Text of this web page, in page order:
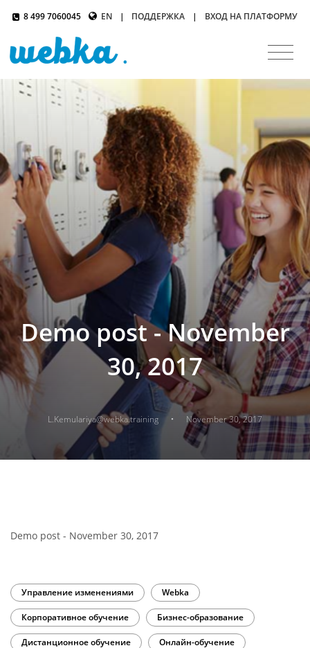
8 499 7060045 EN | ПОДДЕРЖКА | ВХОД НА ПЛАТФОРМУ
Demo post - November
30, 2017
L.Kemulariya@webka.training · November 30, 2017
Demo post - November 30, 2017
Управление изменениями Webka
Корпоративное обучение Бизнес-образование
Дистанционное обучение Онлайн-обучение